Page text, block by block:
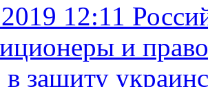
12:11
и
в защиту